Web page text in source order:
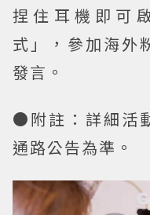
捏住耳機即可
式」，參加海外
發言。
●附註：詳細活
通路公告為準。